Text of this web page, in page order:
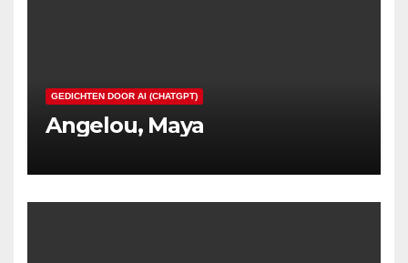
GEDICHTEN DOOR AI (CHATGPT)
Angelou, Maya